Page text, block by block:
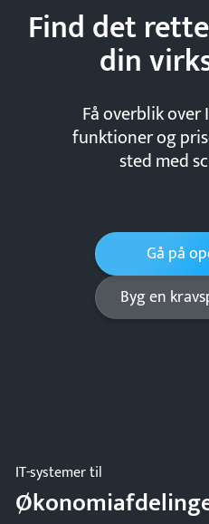
Find det
din
Få overblik
funktioner og
sted med
Gå på
Byg en
IT-systemer til